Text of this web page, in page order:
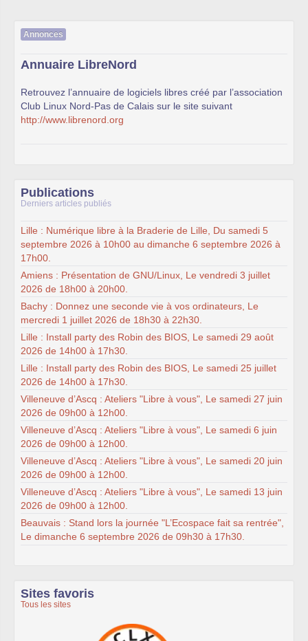
Annonces
Annuaire LibreNord
Retrouvez l’annuaire de logiciels libres créé par l’association
Club Linux Nord-Pas de Calais sur le site suivant
http://www.librenord.org
Publications
Derniers articles publiés
Lille : Numérique libre à la Braderie de Lille, Du samedi 5
septembre 2026 à 10h00 au dimanche 6 septembre 2026 à
17h00.
Amiens : Présentation de GNU/Linux, Le vendredi 3 juillet
2026 de 18h00 à 20h00.
Bachy : Donnez une seconde vie à vos ordinateurs, Le
mercredi 1 juillet 2026 de 18h30 à 22h30.
Lille : Install party des Robin des BIOS, Le samedi 29 août
2026 de 14h00 à 17h30.
Lille : Install party des Robin des BIOS, Le samedi 25 juillet
2026 de 14h00 à 17h30.
Villeneuve d’Ascq : Ateliers "Libre à vous", Le samedi 27 juin
2026 de 09h00 à 12h00.
Villeneuve d’Ascq : Ateliers "Libre à vous", Le samedi 6 juin
2026 de 09h00 à 12h00.
Villeneuve d’Ascq : Ateliers "Libre à vous", Le samedi 20 juin
2026 de 09h00 à 12h00.
Villeneuve d’Ascq : Ateliers "Libre à vous", Le samedi 13 juin
2026 de 09h00 à 12h00.
Beauvais : Stand lors la journée "L’Ecospace fait sa rentrée",
Le dimanche 6 septembre 2026 de 09h30 à 17h30.
Sites favoris
Tous les sites